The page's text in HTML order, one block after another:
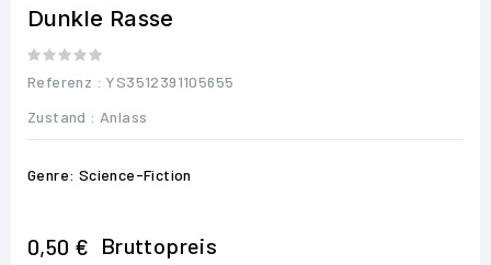
Dunkle Rasse
Referenz : YS3512391105655
Zustand : Anlass
Genre: Science-Fiction
0,50 € Bruttopreis